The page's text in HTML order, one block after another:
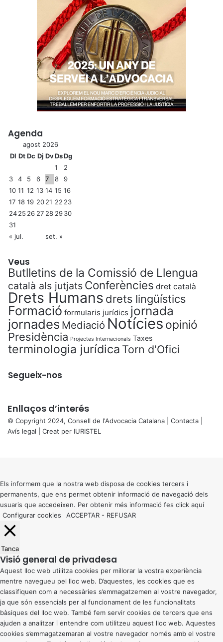
Agenda
agost 2026
Dl DtDc Dj DvDsDg
1
2
3
4 5 6 7 8
9
10 11 12 13 14 15 16
17 18 19 2021 22 23
2425 26 27 28 2930
31
« jul.
set. »
Veus
Butlletins de la Comissió de Llengua
català als jutjats Conferències dret català
Drets Humans drets lingüístics
Formació formularis jurídics jornada
jornades Mediació Notícies opinió
Presidència Projectes Internacionals Taxes
terminologia jurídica Torn d'Ofici
Segueix-nos
Enllaços d’interés
© Copyright 2024, Consell de l'Advocacia Catalana | Contacta
Avís legal | Creat per IURISTEL
button
Els informem que la nostra web disposa de cookies tercers i
permanents, que ens permet obtenir informació de navegació dels
usuaris que accedeixen. Per obtenir més informació fes click aquí
Configurar cookies
ACCEPTAR - REFUSAR
Tanca
Visió general de privadesa
Aquest lloc web utilitza cookies per millorar la vostra experiència
mentre navegueu pel lloc web. D’aquestes, les cookies que es
classifiquen com a necessàries s’emmagatzemen al vostre navegador,
ja que són essencials per al funcionament de les funcionalitats
bàsiques del lloc web. També fem servir cookies de tercers que ens
ajuden a analitzar i entendre com utilitzeu aquest lloc web. Aquestes
cookies s’emmagatzemaran al vostre navegador només amb el vostre